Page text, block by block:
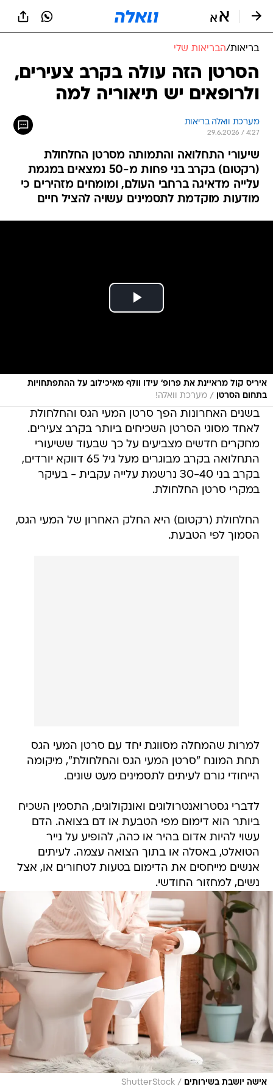
בריאות/הבריאות שלי
הסרטן הזה עולה בקרב צעירים,
ולרופאים יש תיאוריה למה
מערכת וואלה בריאות
29.6.2026 / 4:27
שיעורי התחלואה והתמותה מסרטן החלחולת
(רקטום) בקרב בני פחות מ-50 נמצאים במגמת
עלייה מדאיגה ברחבי העולם, ומומחים מזהירים כי
מודעות מוקדמת לתסמינים עשויה להציל חיים
איריס קול מראיינת את פרופ' עידו וולף מאיכילוב על ההתפתחויות
בתחום הסרטן
/ מערכת וואלה!
בשנים האחרונות הפך סרטן המעי הגס והחלחולת
לאחד מסוגי הסרטן השכיחים ביותר בקרב צעירים.
מחקרים חדשים מצביעים על כך שבעוד ששיעורי
התחלואה בקרב מבוגרים מעל גיל 65 דווקא יורדים,
בקרב בני 30-40 נרשמת עלייה עקבית - בעיקר
במקרי סרטן החלחולת.
החלחולת (רקטום) היא החלק האחרון של המעי הגס,
הסמוך לפי הטבעת.
למרות שהמחלה מסווגת יחד עם סרטן המעי הגס
תחת המונח "סרטן המעי הגס והחלחולת", מיקומה
הייחודי גורם לעיתים לתסמינים מעט שונים.
לדברי גסטרואנטרולוגים ואונקולוגים, התסמין השכיח
ביותר הוא דימום מפי הטבעת או דם בצואה. הדם
עשוי להיות אדום בהיר או כהה, להופיע על נייר
הטואלט, באסלה או בתוך הצואה עצמה. לעיתים
אנשים מייחסים את הדימום בטעות לטחורים או, אצל
נשים, למחזור החודשי.
אישה יושבת בשירותים /
ShutterStock